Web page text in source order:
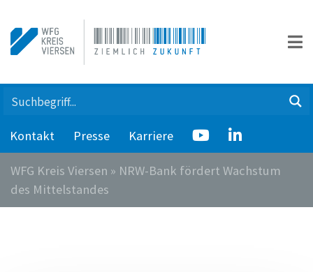
Kontakt Presse Karriere
WFG Kreis Viersen » NRW-Bank fördert Wachstum
des Mittelstandes